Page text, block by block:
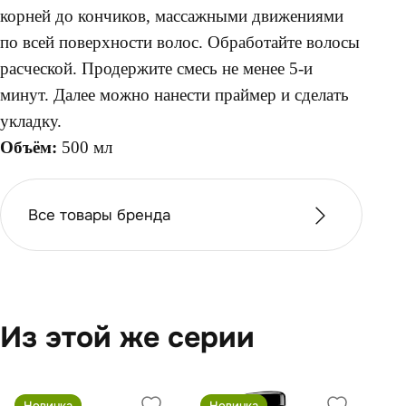
корней до кончиков, массажными движениями
по всей поверхности волос. Обработайте волосы
расческой. Продержите смесь не менее 5-и
минут. Далее можно нанести праймер и сделать
укладку.
Объём: 500 мл
Все товары бренда
Из этой же серии